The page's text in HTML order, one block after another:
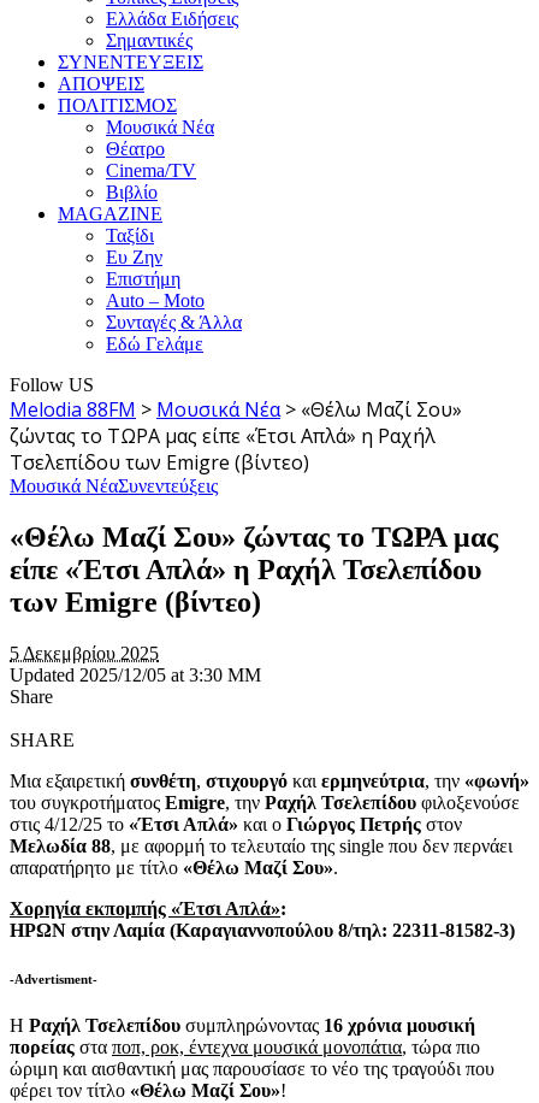
Ελλάδα Ειδήσεις
Σημαντικές
ΣΥΝΕΝΤΕΥΞΕΙΣ
ΑΠΟΨΕΙΣ
ΠΟΛΙΤΙΣΜΟΣ
Μουσικά Νέα
Θέατρο
Cinema/TV
Βιβλίο
MAGAZINE
Ταξίδι
Ευ Ζην
Επιστήμη
Auto – Moto
Συνταγές & Άλλα
Εδώ Γελάμε
Follow US
Melodia 88FM > Μουσικά Νέα> «Θέλω Μαζί Σου»
ζώντας το ΤΩΡΑ μας είπε «Έτσι Απλά» η Ραχήλ
Τσελεπίδου των Emigre (βίντεο)
Μουσικά ΝέαΣυνεντεύξεις
«Θέλω Μαζί Σου» ζώντας το ΤΩΡΑ μας
είπε «Έτσι Απλά» η Ραχήλ Τσελεπίδου
των Emigre (βίντεο)
5 Δεκεμβρίου 2025
Updated 2025/12/05 at 3:30 ΜΜ
Share
SHARE
Μια εξαιρετική συνθέτη, στιχουργό και ερμηνεύτρια, την «φωνή»
του συγκροτήματος Emigre, την Ραχήλ Τσελεπίδου φιλοξενούσε
στις 4/12/25 το «Έτσι Απλά» και ο Γιώργος Πετρής στον
Μελωδία 88, με αφορμή το τελευταίο της single που δεν περνάει
απαρατήρητο με τίτλο «Θέλω Μαζί Σου».
Χορηγία εκπομπής «Έτσι Απλά»:
ΗΡΩΝ στην Λαμία (Καραγιαννοπούλου 8/τηλ: 22311-81582-3)
-Advertisment-
Η Ραχήλ Τσελεπίδου συμπληρώνοντας 16 χρόνια μουσική
πορείας στα ποπ, ροκ, έντεχνα μουσικά μονοπάτια, τώρα πιο
ώριμη και αισθαντική μας παρουσίασε το νέο της τραγούδι που
φέρει τον τίτλο «Θέλω Μαζί Σου»!